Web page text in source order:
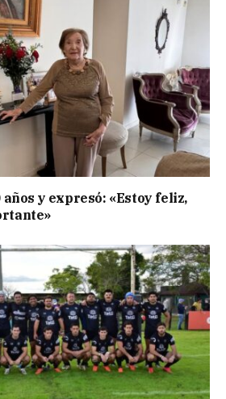
y expresó: «Estoy feliz,